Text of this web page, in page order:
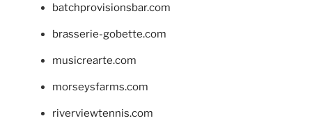
batchprovisionsbar.com
brasserie-gobette.com
musicrearte.com
morseysfarms.com
riverviewtennis.com